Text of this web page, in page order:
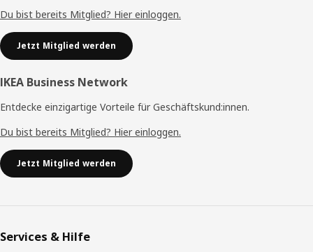
Du bist bereits Mitglied? Hier einloggen.
Jetzt Mitglied werden
IKEA Business Network
Entdecke einzigartige Vorteile für Geschäftskund:innen.
Du bist bereits Mitglied? Hier einloggen.
Jetzt Mitglied werden
Services & Hilfe